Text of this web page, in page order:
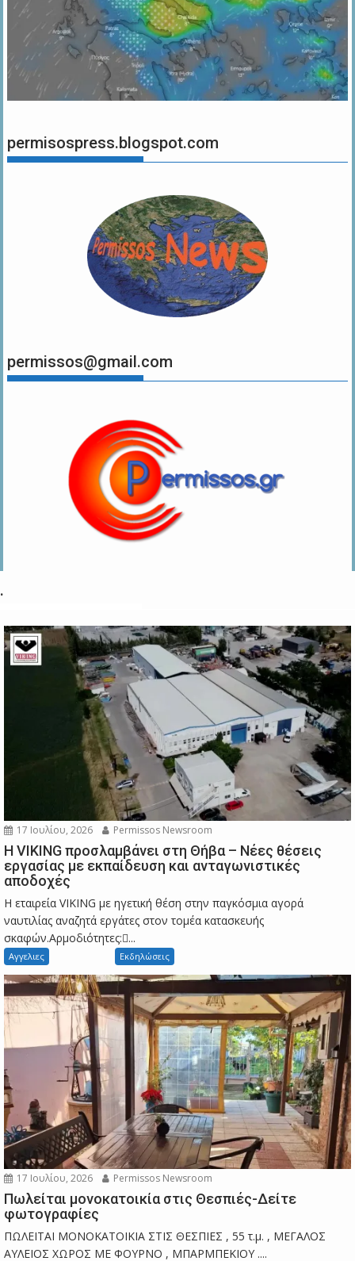
permisospress.blogspot.com
permissos@gmail.com
.
17 Ιουλίου, 2026 Permissos Newsroom
Η VIKING προσλαμβάνει στη Θήβα – Νέες θέσεις
εργασίας με εκπαίδευση και ανταγωνιστικές
αποδοχές
Η εταιρεία VIKING με ηγετική θέση στην παγκόσμια αγορά
ναυτιλίας αναζητά εργάτες στον τομέα κατασκευής
σκαφών.Αρμοδιότητες:...
Αγγελιες Εκδηλώσεις
17 Ιουλίου, 2026 Permissos Newsroom
Πωλείται μονοκατοικία στις Θεσπιές-Δείτε
φωτογραφίες
ΠΩΛΕΙΤΑΙ ΜΟΝΟΚΑΤΟΙΚΙΑ ΣΤΙΣ ΘΕΣΠΙΕΣ , 55 τ.μ. , ΜΕΓΑΛΟΣ
ΑΥΛΕΙΟΣ ΧΩΡΟΣ ΜΕ ΦΟΥΡΝΟ , ΜΠΑΡΜΠΕΚΙΟΥ ....